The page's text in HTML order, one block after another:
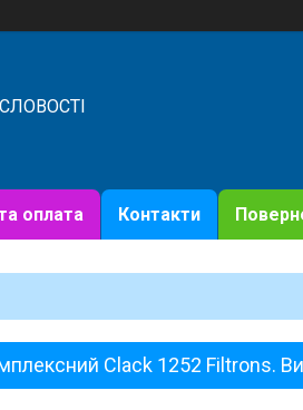
оплата Контакти
Clack 1252 Filtrons.